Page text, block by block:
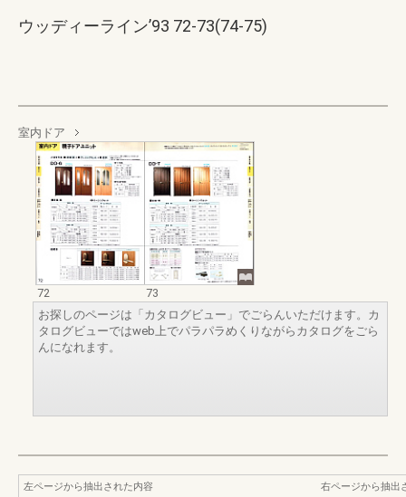
ウッディーライン’93 72-73(74-75)
室内ドア
72
73
お探しのページは「カタログビュー」でごらんいただけます。カ
タログビューではweb上でパラパラめくりながらカタログをごら
んになれます。
左ページから抽出された内容
右ページから抽出